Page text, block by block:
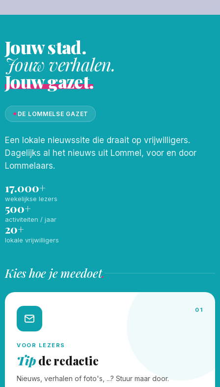
Jouw stad.
Jouw verhalen.
Jouw gazet.
✦DE LOMMELSE GAZET
Een lokale nieuwssite die draait op vrijwilligers.
Dagelijks al het nieuws uit Lommel, voor en door
Lommelaars.
17.000+
wekelijkse lezers
500+
activiteiten / jaar
20+
lokale vrijwilligers
Kies hoe je meedoet.
01
VOOR LEZERS
Tipde redactie
Nieuws, verhalen of foto's, ...? Stuur maar door.